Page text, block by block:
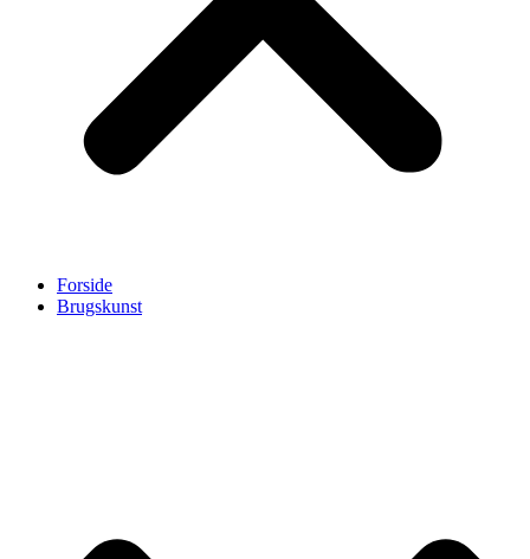
Forside
Brugskunst